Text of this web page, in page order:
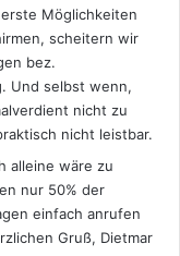
Möglichkeiten
scheitern wir
bez.
Und selbst wenn,
nicht zu
nicht leistbar.
alleine wäre zu
nur 50% der
einfach anrufen
Gruß, Dietmar